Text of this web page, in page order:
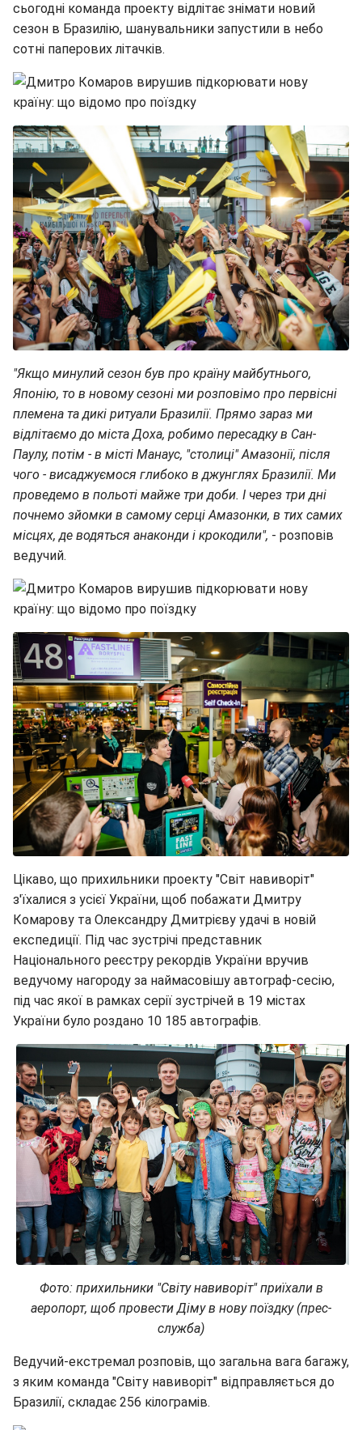
сьогодні команда проекту відлітає знімати новий
сезон в Бразилію, шанувальники запустили в небо
сотні паперових літачків.
"Якщо минулий сезон був про країну майбутнього,
Японію, то в новому сезоні ми розповімо про первісні
племена та дикі ритуали Бразилії. Прямо зараз ми
відлітаємо до міста Доха, робимо пересадку в Сан-
Паулу, потім - в місті Манаус, "столиці" Амазонії, після
чого - висаджуємося глибоко в джунглях Бразилії. Ми
проведемо в польоті майже три доби. І через три дні
почнемо зйомки в самому серці Амазонки, в тих самих
місцях, де водяться анаконди і крокодили", - розповів
ведучий.
Цікаво, що прихильники проекту "Світ навиворіт"
з'їхалися з усієї України, щоб побажати Дмитру
Комарову та Олександру Дмитрієву удачі в новій
експедиції. Під час зустрічі представник
Національного реєстру рекордів України вручив
ведучому нагороду за наймасовішу автограф-сесію,
під час якої в рамках серії зустрічей в 19 містах
України було роздано 10 185 автографів.
Фото: прихильники "Світу навиворіт" приїхали в
аеропорт, щоб провести Діму в нову поїздку (прес-
служба)
Ведучий-екстремал розповів, що загальна вага багажу,
з яким команда "Світу навиворіт" відправляється до
Бразилії, складає 256 кілограмів.